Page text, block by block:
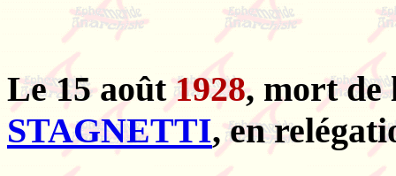
Le 15 août1928, mort
STAGNETTI, en